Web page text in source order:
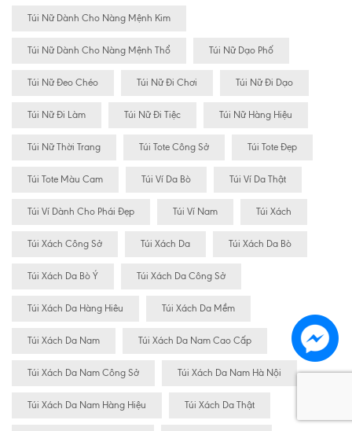
Túi Nữ Dành Cho Nàng Mệnh Kim
Túi Nữ Dành Cho Nàng Mệnh Thổ Túi Nữ Dạo Phố
Túi Nữ Đeo Chéo Túi Nữ Đi Chơi Túi Nữ Đi Dạo
Túi Nữ Đi Làm Túi Nữ Đi Tiệc Túi Nữ Hàng Hiệu
Túi Nữ Thời Trang Túi Tote Công Sở Túi Tote Đẹp
Túi Tote Màu Cam Túi Ví Da Bò Túi Ví Da Thật
Túi Ví Dành Cho Phái Đẹp Túi Ví Nam Túi Xách
Túi Xách Công Sở Túi Xách Da Túi Xách Da Bò
Túi Xách Da Bò Ý Túi Xách Da Công Sở
Túi Xách Da Hàng Hiêu Túi Xách Da Mềm
Túi Xách Da Nam Túi Xách Da Nam Cao Cấp
Túi Xách Da Nam Công Sở Túi Xách Da Nam Hà Nội
Túi Xách Da Nam Hàng Hiệu Túi Xách Da Thật